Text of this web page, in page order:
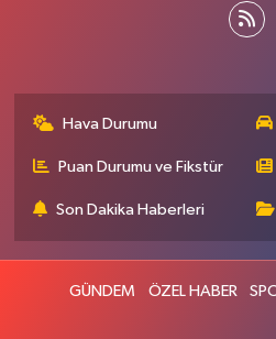
Hava Durumu
Puan Durumu ve Fikstür
Son Dakika Haberleri
GÜNDEM ÖZEL HABER